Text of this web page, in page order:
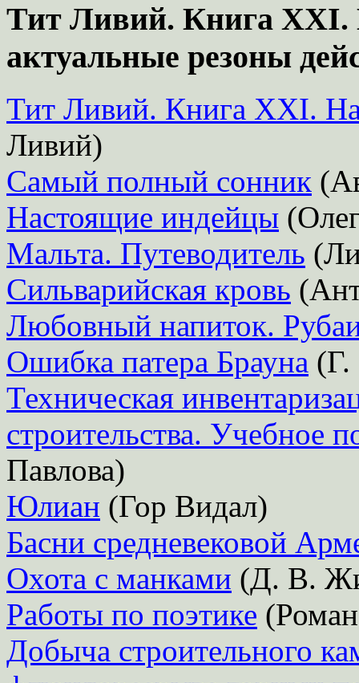
Тит Ливий. Книга XXI.
актуальные резоны
Тит Ливий. Книга XXI.
Ливий)
Самый полный сонник
Настоящие индейцы
Мальта. Путеводитель
Сильварийская кровь
Любовный напиток.
Ошибка патера Брауна (Г.
Техническая
строительства. Учебное
Павлова)
Юлиан (Гор Видал)
Басни средневековой
Охота с манками (Д. В.
Работы по поэтике
Добыча строительного